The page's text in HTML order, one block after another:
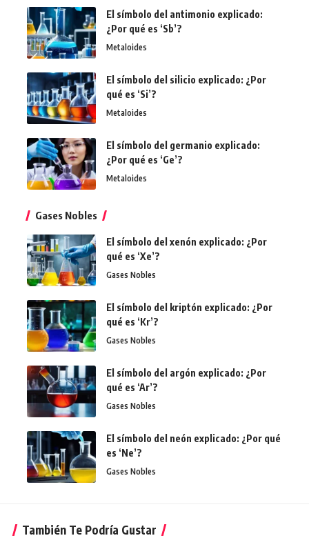
El símbolo del antimonio explicado:
¿Por qué es ‘Sb’?
Metaloides
El símbolo del silicio explicado: ¿Por
qué es ‘Si’?
Metaloides
El símbolo del germanio explicado:
¿Por qué es ‘Ge’?
Metaloides
Gases Nobles
El símbolo del xenón explicado: ¿Por
qué es ‘Xe’?
Gases Nobles
El símbolo del kriptón explicado: ¿Por
qué es ‘Kr’?
Gases Nobles
El símbolo del argón explicado: ¿Por
qué es ‘Ar’?
Gases Nobles
El símbolo del neón explicado: ¿Por qué
es ‘Ne’?
Gases Nobles
También Te Podría Gustar